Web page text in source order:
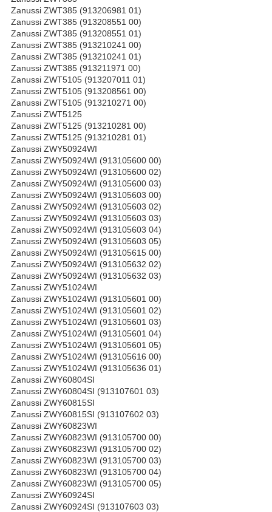
Zanussi ZWT385 (913206981 01)
Zanussi ZWT385 (913208551 00)
Zanussi ZWT385 (913208551 01)
Zanussi ZWT385 (913210241 00)
Zanussi ZWT385 (913210241 01)
Zanussi ZWT385 (913211971 00)
Zanussi ZWT5105 (913207011 01)
Zanussi ZWT5105 (913208561 00)
Zanussi ZWT5105 (913210271 00)
Zanussi ZWT5125
Zanussi ZWT5125 (913210281 00)
Zanussi ZWT5125 (913210281 01)
Zanussi ZWY50924WI
Zanussi ZWY50924WI (913105600 00)
Zanussi ZWY50924WI (913105600 02)
Zanussi ZWY50924WI (913105600 03)
Zanussi ZWY50924WI (913105603 00)
Zanussi ZWY50924WI (913105603 02)
Zanussi ZWY50924WI (913105603 03)
Zanussi ZWY50924WI (913105603 04)
Zanussi ZWY50924WI (913105603 05)
Zanussi ZWY50924WI (913105615 00)
Zanussi ZWY50924WI (913105632 02)
Zanussi ZWY50924WI (913105632 03)
Zanussi ZWY51024WI
Zanussi ZWY51024WI (913105601 00)
Zanussi ZWY51024WI (913105601 02)
Zanussi ZWY51024WI (913105601 03)
Zanussi ZWY51024WI (913105601 04)
Zanussi ZWY51024WI (913105601 05)
Zanussi ZWY51024WI (913105616 00)
Zanussi ZWY51024WI (913105636 01)
Zanussi ZWY60804SI
Zanussi ZWY60804SI (913107601 03)
Zanussi ZWY60815SI
Zanussi ZWY60815SI (913107602 03)
Zanussi ZWY60823WI
Zanussi ZWY60823WI (913105700 00)
Zanussi ZWY60823WI (913105700 02)
Zanussi ZWY60823WI (913105700 03)
Zanussi ZWY60823WI (913105700 04)
Zanussi ZWY60823WI (913105700 05)
Zanussi ZWY60924SI
Zanussi ZWY60924SI (913107603 03)